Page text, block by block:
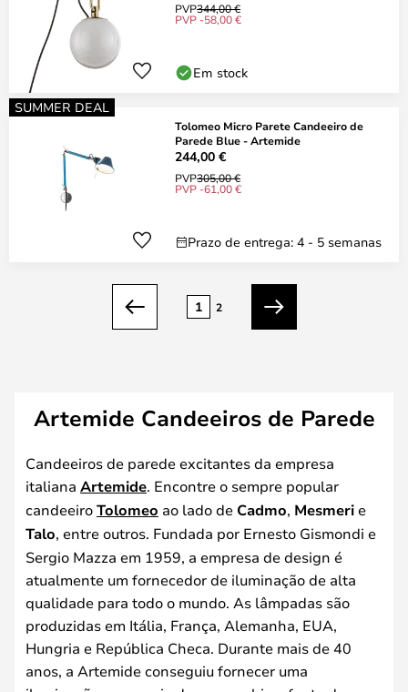
PVP344,00 €
PVP -58,00 €
Em stock
SUMMER DEAL
Tolomeo Micro Parete Candeeiro de
Parede Blue - Artemide
244,00 €
PVP305,00 €
PVP -61,00 €
Prazo de entrega: 4 - 5 semanas
Anterior
1 2
Seguinte
Artemide Candeeiros de Parede
Candeeiros de parede excitantes da empresa
italiana Artemide. Encontre o sempre popular
candeeiroTolomeo ao lado de Cadmo, Mesmerie
Talo, entre outros. Fundada por Ernesto Gismondi e
Sergio Mazza em 1959, a empresa de design é
atualmente um fornecedor de iluminação de alta
qualidade para todo o mundo. As lâmpadas são
produzidas em Itália, França, Alemanha, EUA,
Hungria e República Checa. Durante mais de 40
anos, a Artemide conseguiu fornecer uma